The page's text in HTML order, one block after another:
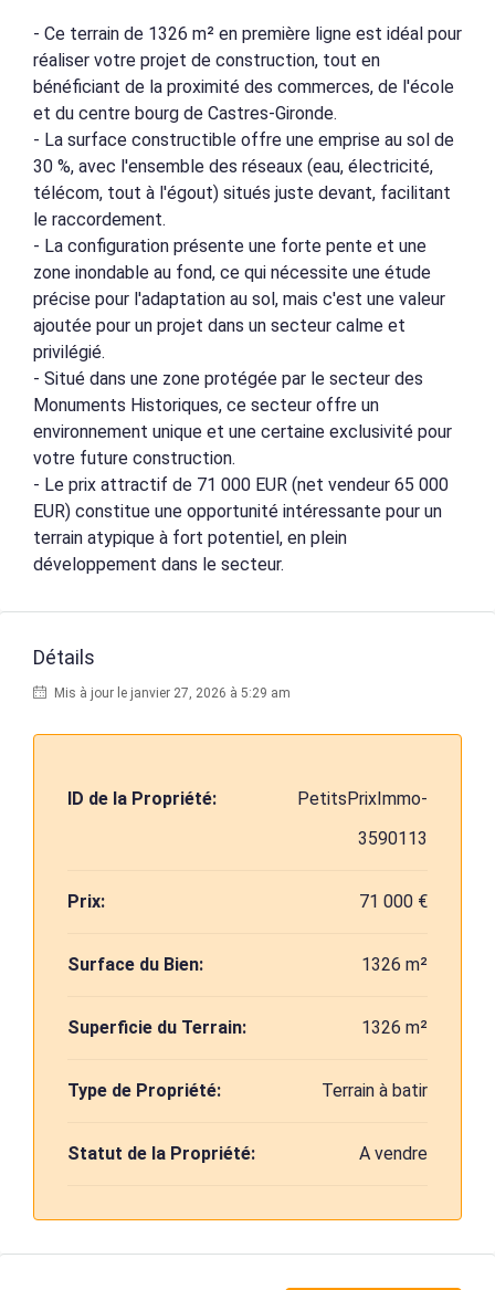
- Ce terrain de 1326 m² en première ligne est idéal pour
réaliser votre projet de construction, tout en
bénéficiant de la proximité des commerces, de l'école
et du centre bourg de Castres-Gironde.
- La surface constructible offre une emprise au sol de
30 %, avec l'ensemble des réseaux (eau, électricité,
télécom, tout à l'égout) situés juste devant, facilitant
le raccordement.
- La configuration présente une forte pente et une
zone inondable au fond, ce qui nécessite une étude
précise pour l'adaptation au sol, mais c'est une valeur
ajoutée pour un projet dans un secteur calme et
privilégié.
- Situé dans une zone protégée par le secteur des
Monuments Historiques, ce secteur offre un
environnement unique et une certaine exclusivité pour
votre future construction.
- Le prix attractif de 71 000 EUR (net vendeur 65 000
EUR) constitue une opportunité intéressante pour un
terrain atypique à fort potentiel, en plein
développement dans le secteur.
Détails
Mis à jour le janvier 27, 2026 à 5:29 am
ID de la Propriété:
PetitsPrixImmo-
3590113
Prix: 71 000 €
Surface du Bien: 1326 m²
Superficie du Terrain: 1326 m²
Type de Propriété: Terrain à batir
Statut de la Propriété: A vendre